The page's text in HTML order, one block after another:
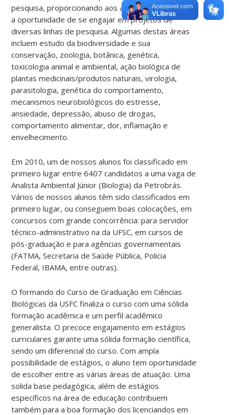
pesquisa, proporcionando aos alunos de graduação
a oportunidade de se engajar em projetos de
diversas linhas de pesquisa. Algumas destas áreas
incluem estudo da biodiversidade e sua
conservação, zoologia, botânica, genética,
toxicologia animal e ambiental, ação biológica de
plantas medicinais/produtos naturais, virologia,
parasitologia, genética do comportamento,
mecanismos neurobiológicos do estresse,
ansiedade, depressão, abuso de drogas,
comportamento alimentar, dor, inflamação e
envelhecimento.
Em 2010, um de nossos alunos foi classificado em
primeiro lugar entre 6407 candidatos a uma vaga de
Analista Ambiental Júnior (Biologia) da Petrobrás.
Vários de nossos alunos têm sido classificados em
primeiro lugar, ou conseguem boas colocações, em
concursos com grande concorrência: para servidor
técnico-administrativo na da UFSC, em cursos de
pós-graduação e para agências governamentais
(FATMA, Secretaria de Saúde Pública, Policia
Federal, IBAMA, entre outras).
O formando do Curso de Graduação em Ciências
Biológicas da USFC finaliza o curso com uma sólida
formação acadêmica e um perfil acadêmico
generalista. O precoce engajamento em estágios
curriculares garante uma sólida formação científica,
sendo um diferencial do curso. Com ampla
possibilidade de estágios, o aluno tem oportunidade
de escolher entre as várias áreas de atuação. Uma
solida base pedagógica, além de estágios
específicos na área de educação contribuem
também para a boa formação dos licenciandos em